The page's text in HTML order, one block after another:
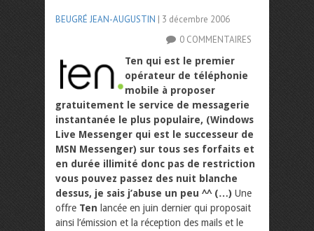
BEUGRÉ JEAN-AUGUSTIN | 3 décembre 2006
0 COMMENTAIRES
Ten qui est le premier
opérateur de téléphonie
mobile à proposer
gratuitement le service de messagerie
instantanée le plus populaire, (Windows
Live Messenger qui est le successeur de
MSN Messenger) sur tous ses forfaits et
en durée illimité donc pas de restriction
vous pouvez passez des nuit blanche
dessus, je sais j’abuse un peu ^^ (…) Une
offre Ten lancée en juin dernier qui proposait
ainsi l’émission et la réception des mails et le